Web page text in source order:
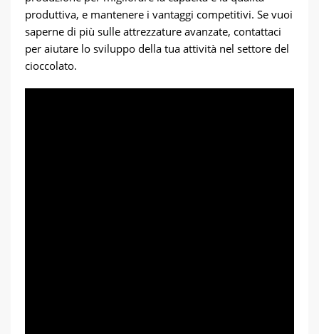
produttiva, e mantenere i vantaggi competitivi. Se vuoi
saperne di più sulle attrezzature avanzate, contattaci
per aiutare lo sviluppo della tua attività nel settore del
cioccolato.